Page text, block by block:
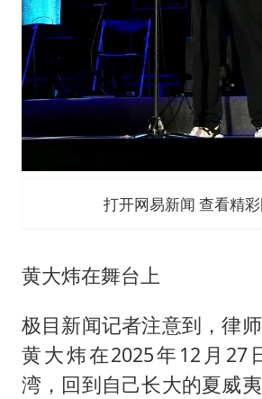
打开网易新闻 查看精
黄大炜在舞台上
极目新闻记者注意到，律
黄大炜在2025年12月27
湾，回到自己长大的夏威